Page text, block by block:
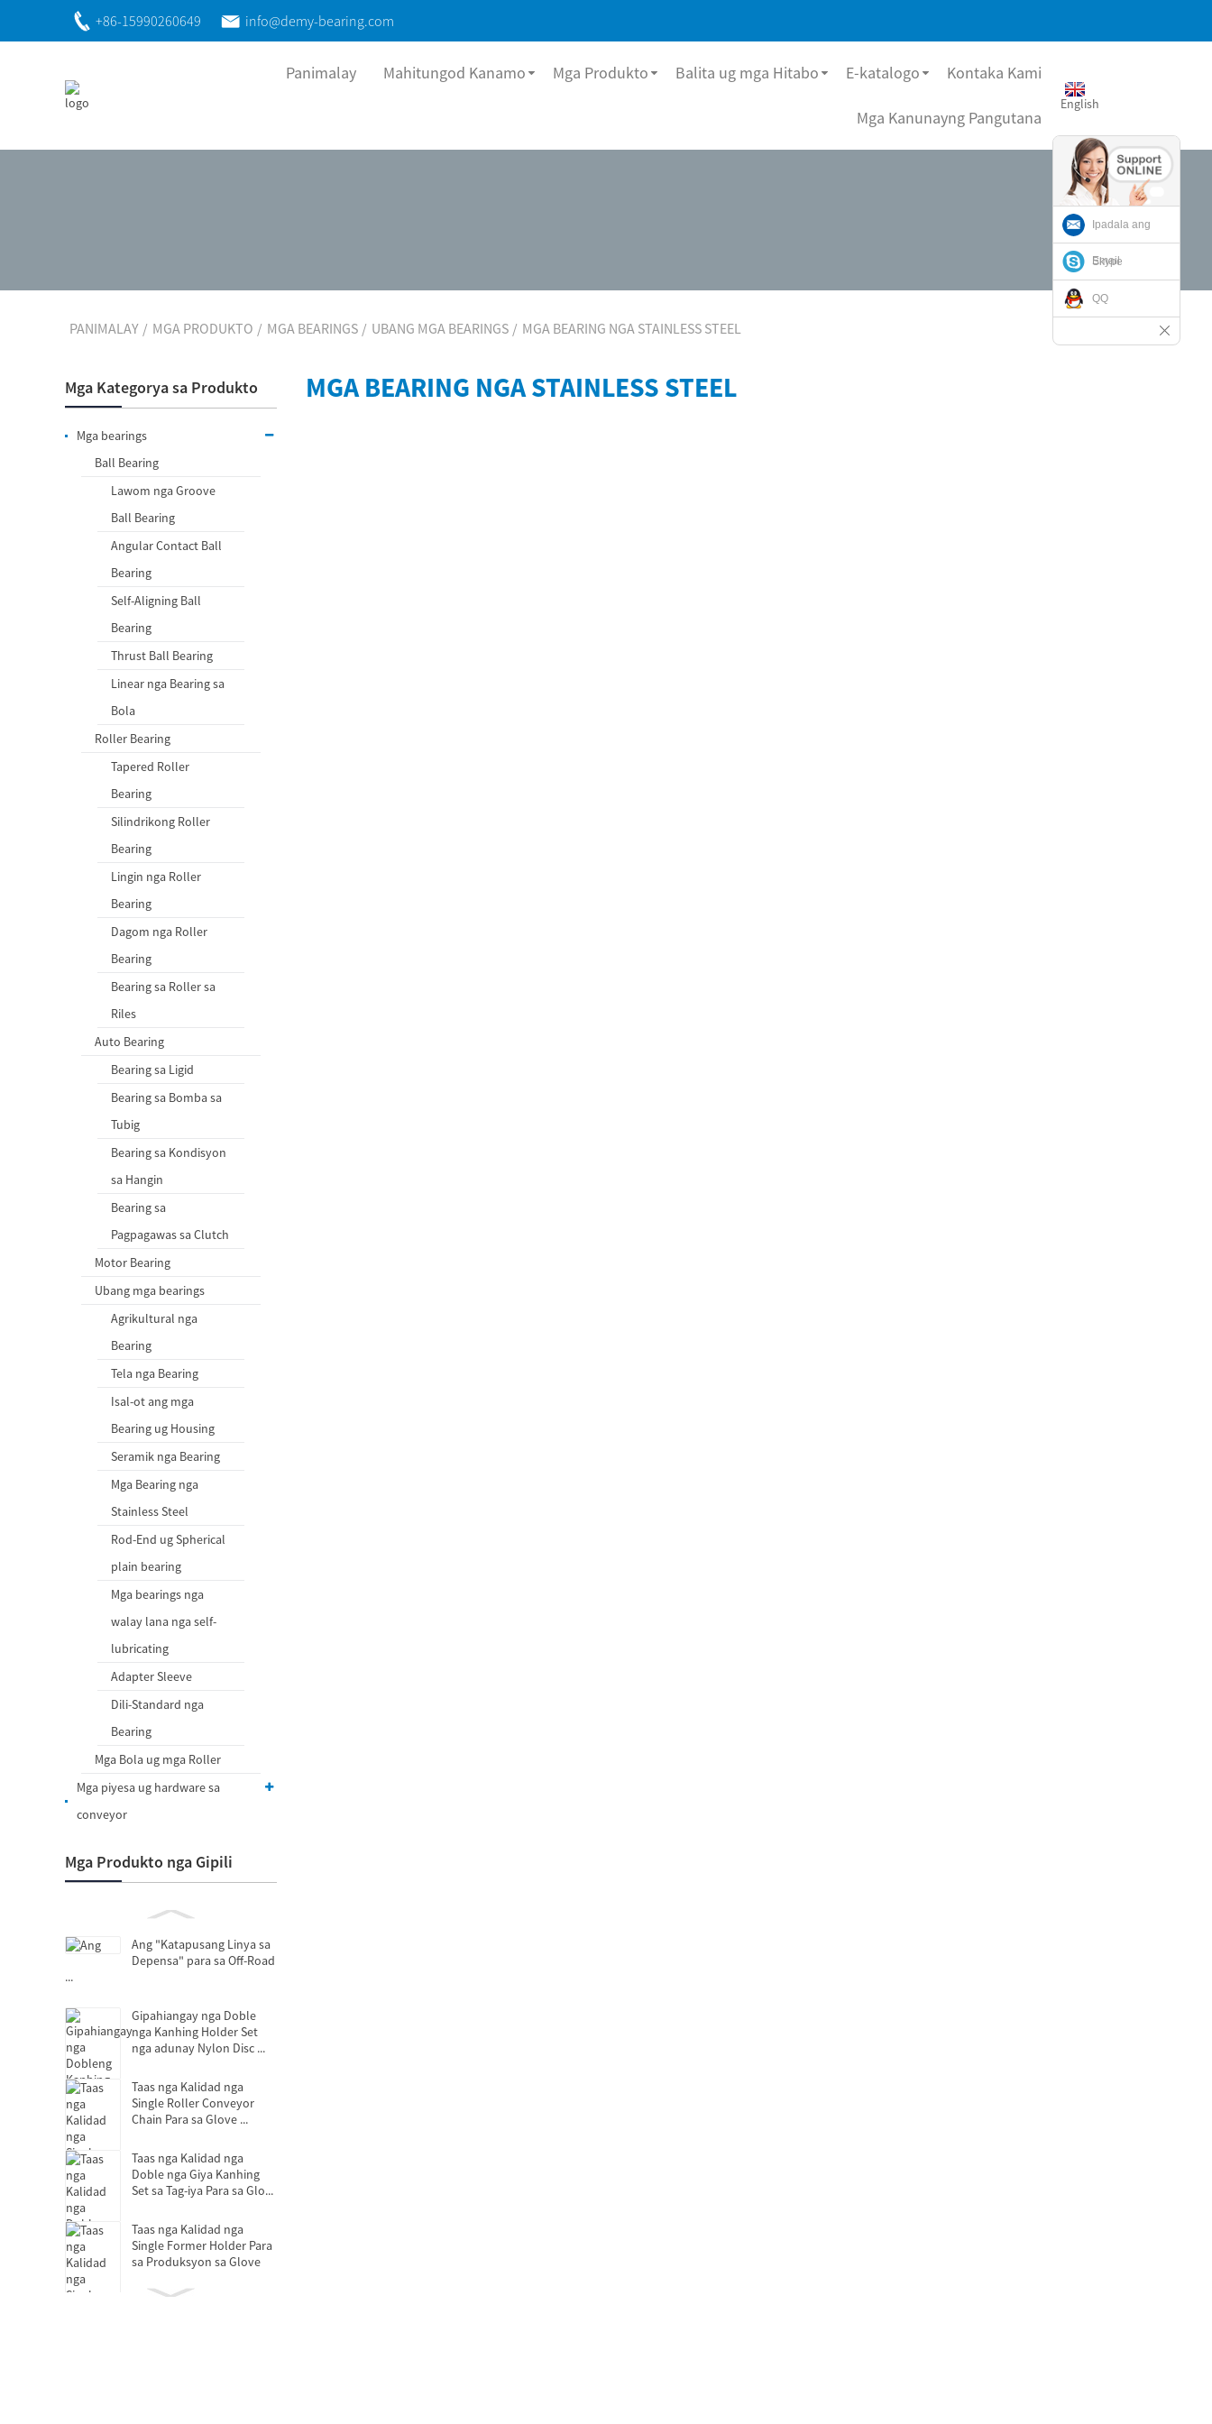
+86-15990260649 info@demy-bearing.com
Panimalay Mahitungod Kanamo Mga Produkto Balita ug mga Hitabo E-katalogo Kontaka Kami
Mga Kanunayng Pangutana
English
PANIMALAY MGA PRODUKTO MGA BEARINGS UBANG MGA BEARINGS MGA BEARING NGA STAINLESS STEEL
Mga Kategorya sa Produkto
Mga bearings
Ball Bearing
Lawom nga Groove
Ball Bearing
Angular Contact Ball
Bearing
Self-Aligning Ball
Bearing
Thrust Ball Bearing
Linear nga Bearing sa
Bola
Roller Bearing
Tapered Roller
Bearing
Silindrikong Roller
Bearing
Lingin nga Roller
Bearing
Dagom nga Roller
Bearing
Bearing sa Roller sa
Riles
Auto Bearing
Bearing sa Ligid
Bearing sa Bomba sa
Tubig
Bearing sa Kondisyon
sa Hangin
Bearing sa
Pagpagawas sa Clutch
Motor Bearing
Ubang mga bearings
Agrikultural nga
Bearing
Tela nga Bearing
Isal-ot ang mga
Bearing ug Housing
Seramik nga Bearing
Mga Bearing nga
Stainless Steel
Rod-End ug Spherical
plain bearing
Mga bearings nga
walay lana nga self-
lubricating
Adapter Sleeve
Dili-Standard nga
Bearing
Mga Bola ug mga Roller
Mga piyesa ug hardware sa
conveyor
Mga Produkto nga Gipili
Ang "Katapusang Linya sa
Depensa" para sa Off-Road
...
Gipahiangay nga Doble
nga Kanhing Holder Set
nga adunay Nylon Disc ...
Taas nga Kalidad nga
Single Roller Conveyor
Chain Para sa Glove ...
Taas nga Kalidad nga
Doble nga Giya Kanhing
Set sa Tag-iya Para sa Glo...
Taas nga Kalidad nga
Single Former Holder Para
sa Produksyon sa Glove
Bearing sa Pagpagawas sa
MGA BEARING NGA STAINLESS STEEL
Ipadala ang
Email
Skype
QQ